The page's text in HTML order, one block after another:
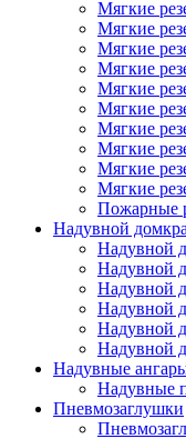
Мягкие
Мягкие
Мягкие
Мягкие
Мягкие
Мягкие
Мягкие
Мягкие
Мягкие
Мягкие
Пожарные
Надувной
Надувной
Надувной
Надувной
Надувной
Надувной
Надувной
Надувные
Надувные
Пневмозаглушки